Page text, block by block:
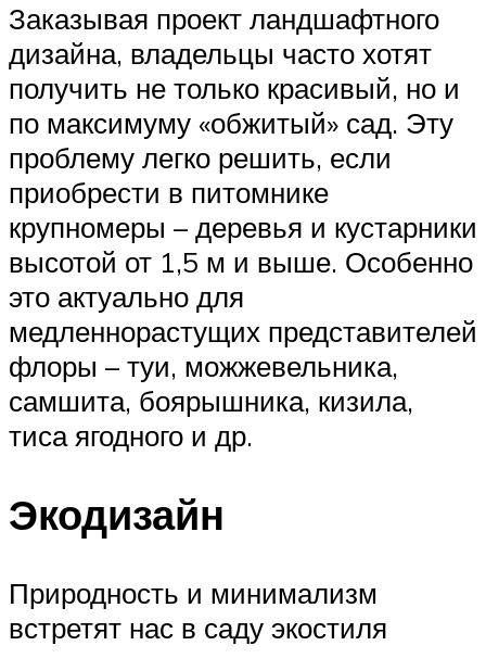
Заказывая проект ландшафтного
дизайна, владельцы часто хотят
получить не только красивый, но и
по максимуму «обжитый» сад. Эту
проблему легко решить, если
приобрести в питомнике
крупномеры – деревья и кустарники
высотой от 1,5 м и выше. Особенно
это актуально для
медленнорастущих представителей
флоры – туи, можжевельника,
самшита, боярышника, кизила,
тиса ягодного и др.
Экодизайн
Природность и минимализм
встретят нас в саду экостиля